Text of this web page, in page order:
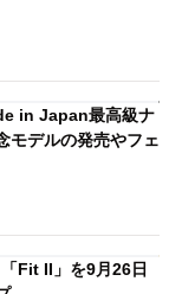
in Japan最高級ナ
モデルの発売やフェ
Fit II」を9月26日